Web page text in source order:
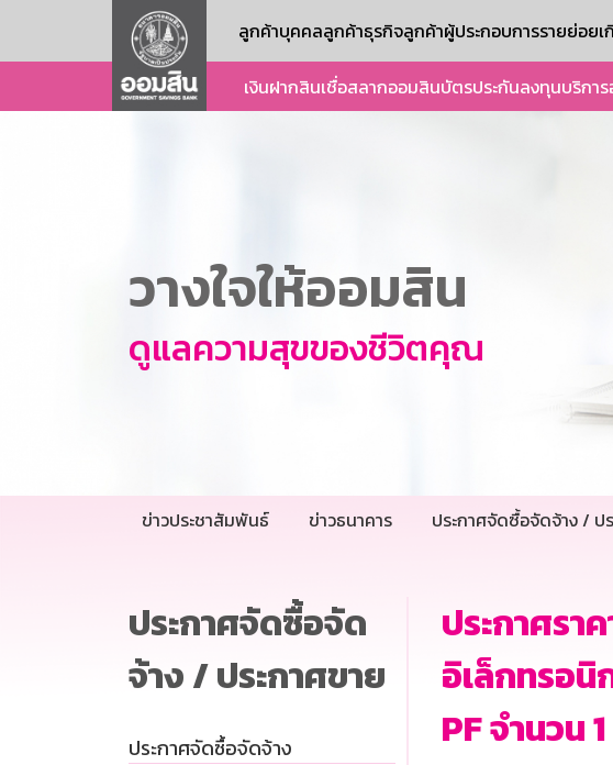
ลูกค้าบุคคลลูกค้าธุรกิจลูกค้าผู้ประกอบการรายย่อย
เงินฝากสินเชื่อสลากออมสินบัตรประกันลงทุนบริกา
วางใจให้ออมสิน
ดูแลความสุขของชีวิตคุณ
ข่าวประชาสัมพันธ์ ข่าวธนาคาร ประกาศจัดซื้อจัดจ้าง / ป
ประกาศจัดซื้อจัด
จ้าง / ประกาศขาย
ประกาศจัดซื้อจัดจ้าง
ประกาศรา
อิเล็กทรอ
PF จำนวน